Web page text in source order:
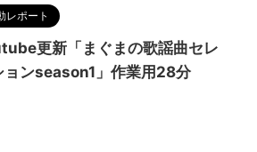
レポート
更新「まぐまの歌謡曲セレ
ョンseason1」作業用28分